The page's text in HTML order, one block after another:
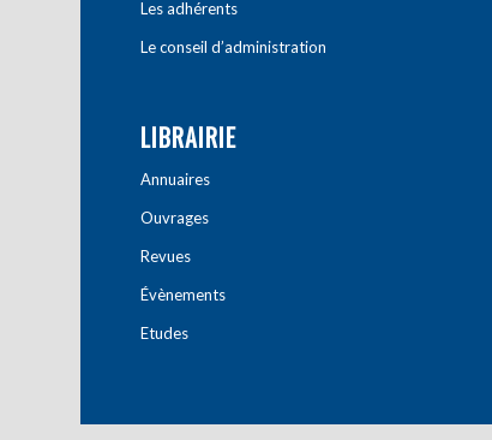
Les adhérents
Le conseil d’administration
LIBRAIRIE
Annuaires
Ouvrages
Revues
Évènements
Etudes